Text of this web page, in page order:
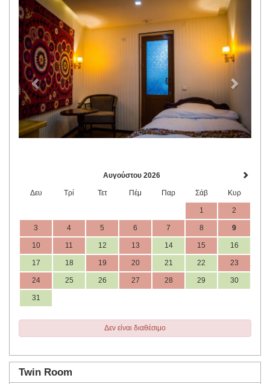
Previous
Αυγούστου 2026
Δευ Τρί Τετ Πέμ Παρ Σάβ Κυρ
1 2
3 4 5 6 7 8 9
10 11 12 13 14 15 16
17 18 19 20 21 22 23
24 25 26 27 28 29 30
31
Δεν είναι διαθέσιμο
Twin Room